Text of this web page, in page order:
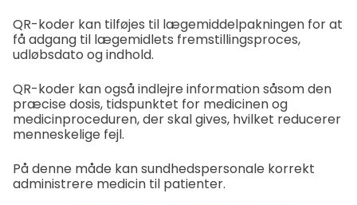
QR-koder kan tilføjes til lægemiddelpakningen for at
få adgang til lægemidlets fremstillingsproces,
udløbsdato og indhold.
QR-koder kan også indlejre information såsom den
præcise dosis, tidspunktet for medicinen og
medicinproceduren, der skal gives, hvilket reducerer
menneskelige fejl.
På denne måde kan sundhedspersonale korrekt
administrere medicin til patienter.